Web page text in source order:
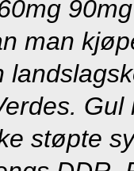
man
støpte